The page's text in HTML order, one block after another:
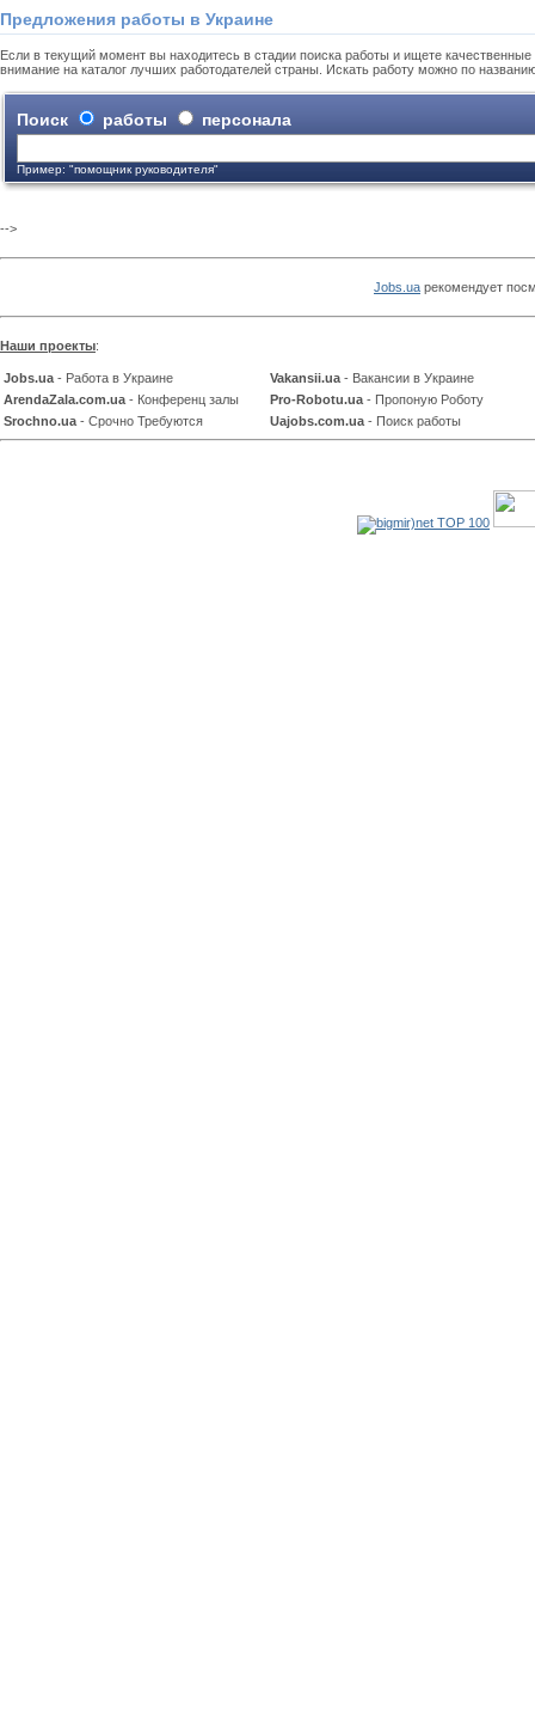
Предложения работы в Украине
Если в текущий момент вы находитесь в стадии поиска работы и ищете
внимание на каталог лучших работодателей страны. Искать работу можно по
Поиск работы персонала
Пример: "помощник руководителя"
-->
Jobs.ua рекомендует
Наши проекты:
Jobs.ua - Работа в Украине Vakansii.ua - Вакансии в Украине
ArendaZala.com.ua - Конференц залы Pro-Robotu.ua - Пропоную Роботу
Srochno.ua - Срочно Требуются Uajobs.com.ua - Поиск работы